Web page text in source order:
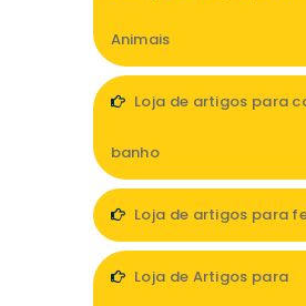
Animais
Loja de artigos para
banho
Loja de artigos para
Loja de Artigos para